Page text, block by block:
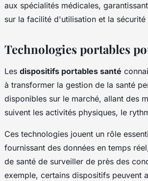
aux spécialités médicales,
sur la facilité d'utilisation et la
Technologies portables
Les dispositifs portables santé
à transformer la gestion de la santé
disponibles sur le marché, allant des
suivent les activités physiques, le
Ces technologies jouent un rôle
fournissant des données en temps
de santé de surveiller de près des
exemple, certains dispositifs peuvent